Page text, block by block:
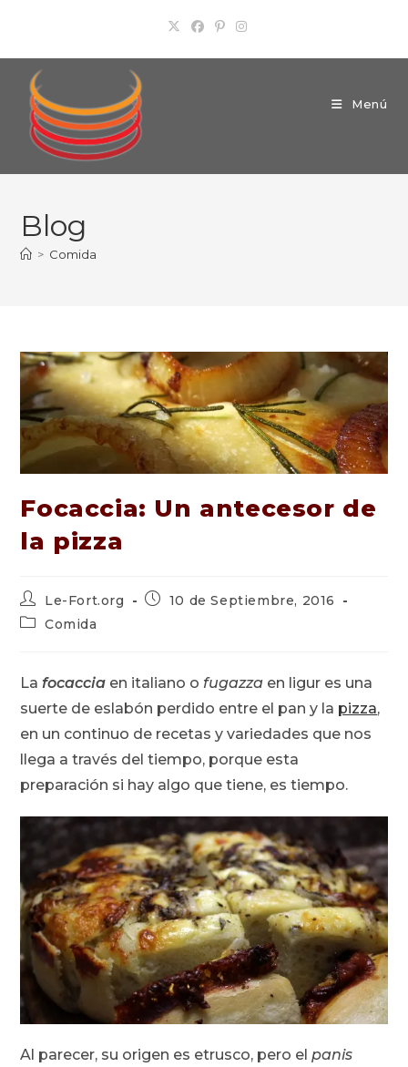
contenido
Menú
Blog
> Comida
Focaccia: Un antecesor de
la pizza
Autor
de
la
Le-Fort.org
Publicación
10 de Septiembre, 2016
Categoría
entrada:
Comida
Lafocaccia en italiano o fugazza en ligur es una
suerte de eslabón perdido entre el pan y la pizza,
en un continuo de recetas y variedades que nos
llega a través del tiempo, porque esta
preparación si hay algo que tiene, es tiempo.
Al parecer, su origen es etrusco, pero elpanis